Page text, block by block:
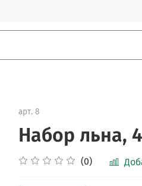
арт. 8
Набор льна,
(0)